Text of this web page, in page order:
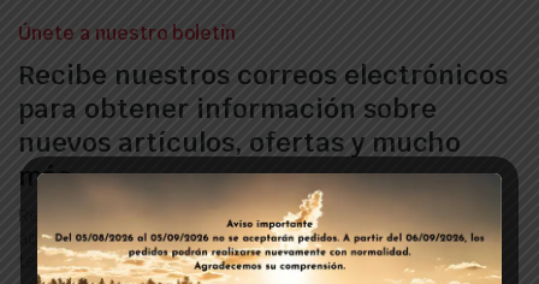
Únete a nuestro boletín
Recibe nuestros correos electrónicos
para obtener información sobre
nuevos artículos, ofertas y mucho
más.
Regístrate ahora para recibir las últimas
actualizaciones sobre promociones y cupones. ¡No
te preocupes, no somos spam!